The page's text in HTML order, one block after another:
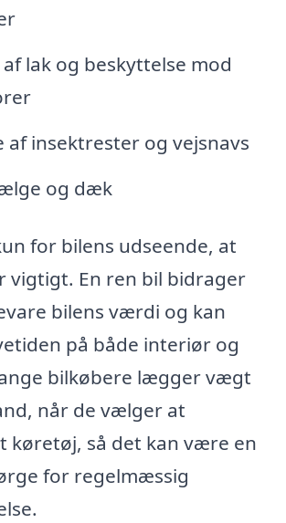
lak og beskyttelse mod
af insektrester og vejsnavs
og dæk
for bilens udseende, at
vigtigt. En ren bil bidrager
bilens værdi og kan
på både interiør og
bilkøbere lægger vægt
når de vælger at
køretøj, så det kan være en
for regelmæssig